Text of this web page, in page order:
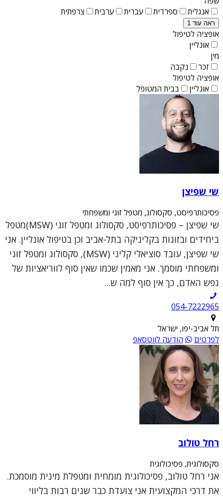
אנגלית
ספרדית עברית ערבית צרפתית
ראה עוד 1
אופציה לטיפול
אונליין
מין
זכר
נקבה
אופציה לטיפול
אונליין
בבית המטופל
שי שפיצן
פסיכותרפיסט, סקסולוג, מטפל זוגי ומשפחתי
שי שפיצן – פסיכותרפיסט, סקסולוג ומטפל זוגי (MSW)מטפל
ביחידים ובזוגות בקליניקה בתל-אביב וכן בטיפול אונליין. אני
שי שפיצן, עובד סוציאלי קליני (MSW), סקסולוג ומטפל זוגי
ומשפחתי מוסמך. אני מאמין שכמו שאין סוף לווריאציות של
נפש האדם, כך אין סוף למה ש...
054-7222965
תל אביב-יפו, ישראל
לפרטים
הודעה לווטסאפ
רחל טולוב
סקסולוגית, פסיכולוגית
אני רחל טולוב, פסיכולוגית מומחית ומטפלת מינית מוסמכת.
את דרכי המקצועית אני צועדת כבר שנים רבות בליווי